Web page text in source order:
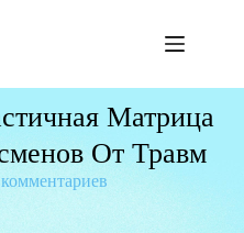
Матрица
От Травм